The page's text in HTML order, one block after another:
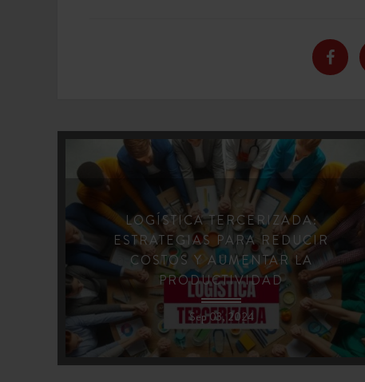
LOGÍSTICA TERCERIZADA:
ESTRATEGIAS PARA REDUCIR
COSTOS Y AUMENTAR LA
PRODUCTIVIDAD
Sep 03, 2024